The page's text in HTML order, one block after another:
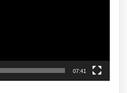
07:41